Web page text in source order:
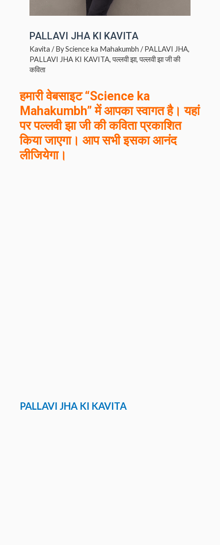
PALLAVI JHA KI KAVITA
Kavita / ByScience ka Mahakumbh /PALLAVI JHA,
PALLAVI JHA KI KAVITA,पल्लवी झा,पल्लवी झा जी की
कविता
हमारी वेबसाइट “Science ka
Mahakumbh” में आपका स्वागत है। यहां
परपल्लवी झा जी की कविता प्रकाशित
किया जाएगा। आप सभी इसका आनंद
लीजियेगा।
PALLAVI JHA KI KAVITA